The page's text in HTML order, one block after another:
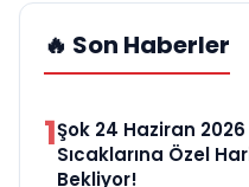
🔥 Son Haberler
1Şok 24 Haziran
Sıcaklarına Özel
Bekliyor!